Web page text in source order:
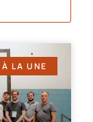
À LA UNE